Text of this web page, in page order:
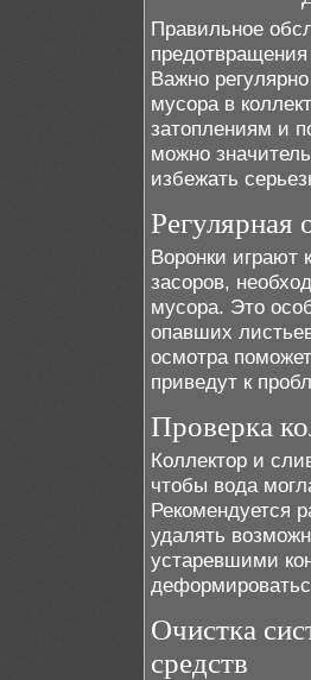
Правильное
Важно
мусора в
затоплениям и
можно
избежать
Регулярная
Воронки
засоров,
мусора. Это
опавших
осмотра
приведут к
Проверка
Коллектор и
чтобы вода
Рекомендуется
удалять
устаревшими
Очистка
средств